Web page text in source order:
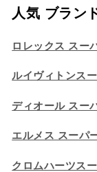
人気 ブラン
ロレックス スー
ルイヴィトンス
ディオール スー
エルメス スーパ
クロムハーツス